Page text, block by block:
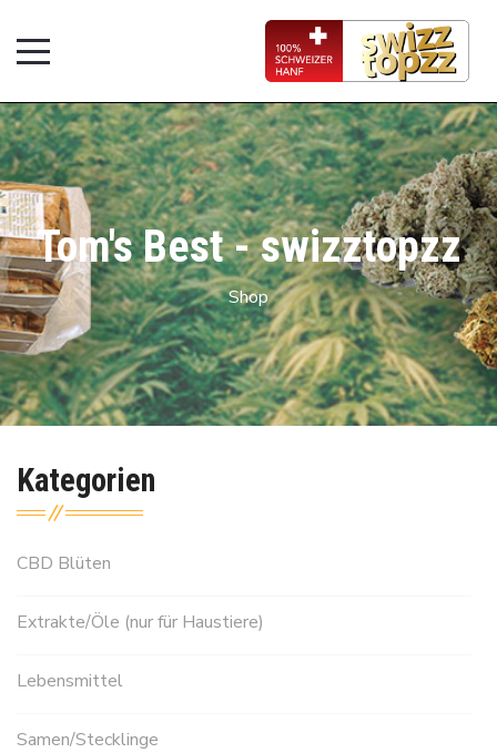
Tom's Best - swizztopzz
Shop
Kategorien
CBD Blüten
Extrakte/Öle (nur für Haustiere)
Lebensmittel
Samen/Stecklinge